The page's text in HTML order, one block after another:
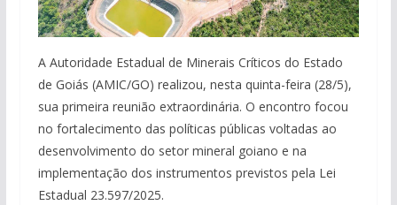
A Autoridade Estadual de Minerais Críticos do Estado
de Goiás (AMIC/GO) realizou, nesta quinta-feira (28/5),
sua primeira reunião extraordinária. O encontro focou
no fortalecimento das políticas públicas voltadas ao
desenvolvimento do setor mineral goiano e na
implementação dos instrumentos previstos pela Lei
Estadual 23.597/2025.